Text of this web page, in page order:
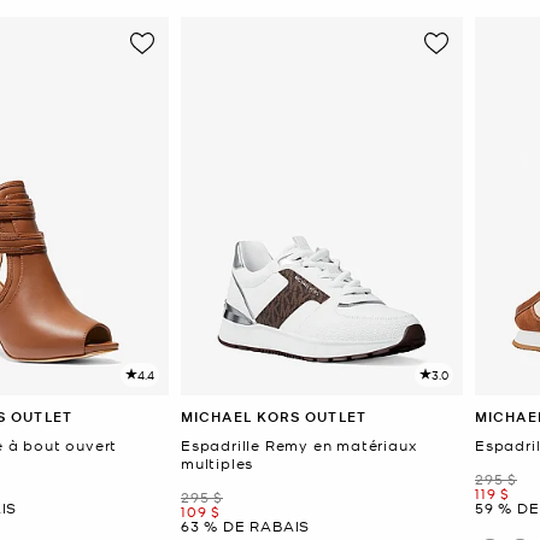
4.4
OUTLET
à bout ouvert
3.0
MICHAEL KORS OUTLET
Espadrille Remy en matériaux
multiples
était
295 $
maintenant
109 $
63 % DE RABAIS
était
295 $
119 $
59 %